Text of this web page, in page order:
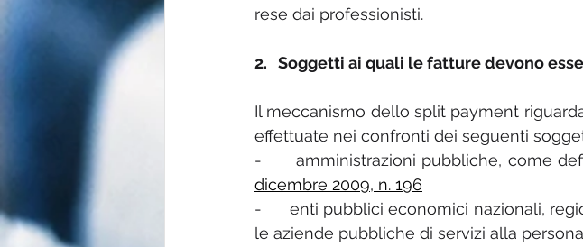
rese dai professionisti.
2.   Soggetti ai quali le fatture devono
Il meccanismo dello split payment
effettuate nei confronti dei seguenti
-      amministrazioni pubbliche, come
dicembre 2009, n. 196
-      enti pubblici economici nazionali,
le aziende pubbliche di servizi alla